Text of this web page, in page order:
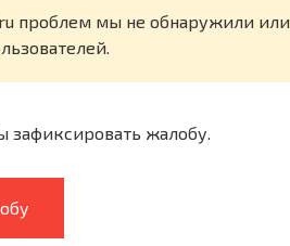
проблем мы не обнаружили или
зафиксировать жалобу.